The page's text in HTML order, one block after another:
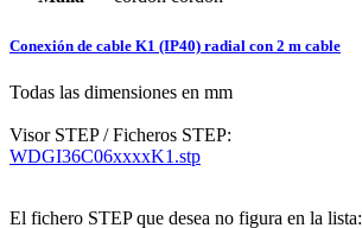
Conexión de cable K1 (IP40) radial con 2 m cable
Todas las dimensiones en mm
Visor STEP / Ficheros STEP:
WDGI36C06xxxxK1.stp
El fichero STEP que desea no figura en la lista: